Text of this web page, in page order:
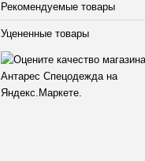
Рекомендуемые товары
Уцененные товары